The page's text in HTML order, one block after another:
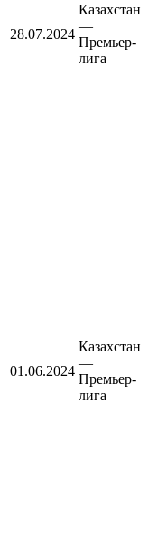
28.07.2024
Казахстан
—
Премьер-
лига
01.06.2024
Казахстан
—
Премьер-
лига